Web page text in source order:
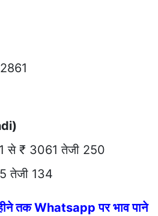
से ₹ 3061 तेजी 250
तेजी 134
तक Whatsapp पर भाव पाने